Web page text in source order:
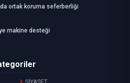
ortak koruma seferberliği
makine desteği